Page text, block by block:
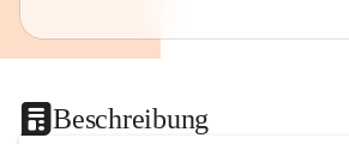
Beschreibung